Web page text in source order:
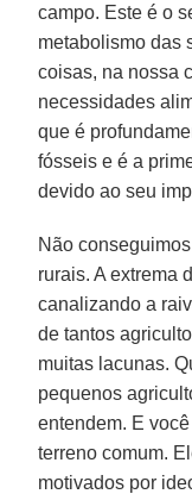
campo. Este é o
metabolismo das
coisas, na nossa
necessidades
que é
fósseis e é a
devido ao seu
Não
rurais. A extrema
canalizando a
de tantos
muitas lacunas.
pequenos
entendem. E
terreno comum.
motivados por